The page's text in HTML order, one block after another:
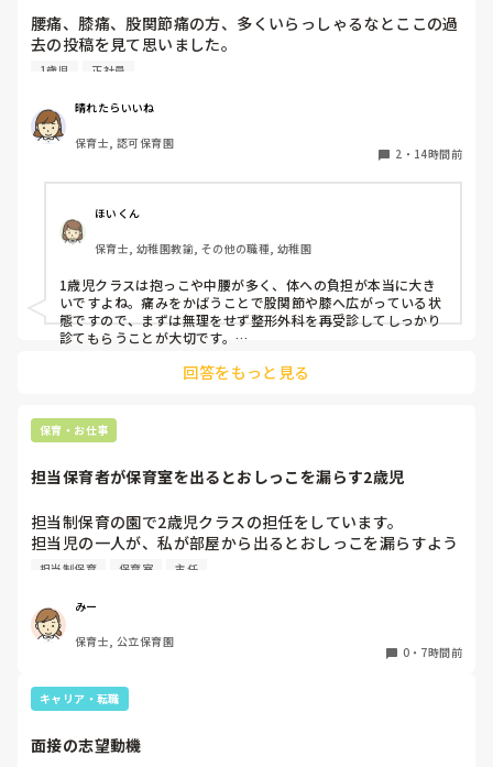
腰痛、膝痛、股関節痛の方、多くいらっしゃるなとここの過
去の投稿を見て思いました。
という私も、２週間前、初めて腰痛になりました。
右腰が痛くて、起き上がれない。
ようやく立てたら、しゃがめない。
驚きました。
通院して、コルセット、湿布、痛み止め、電気などで１週間
乗り切ったら
週末には、左が痛みだし、これも痛み止めや湿布で抑えて仕
事をしていたら、
床から支えなしに立ち上がりにくくなり、痛みが走ります。
自転車通勤ですが、それも、膝や太ももに痛みが来始めまし
た。
今は８月。
家でもやることはあります。
日常生活すら支障をきたすほどになりました。
椅子に座って作業をすれば？
と、園で言われました。
なので、子ども椅子程度の高さの踏み台に座って、試してみ
ただじっと座っていても、5分も座ればお尻に痛みがきま
す。
この高さの作業だと意外に、
1歳児 正社員
晴れたらいいね
保育士, 認可保育園
2 ・ 14時間前
ほいくん
保育士, 幼稚園教諭, その他の職種, 幼稚園
1歳児クラスは抱っこや中腰が多く、体への負担が本当に大き
いですよね。痛みをかばうことで股関節や膝へ広がっている状
態ですので、まずは無理をせず整形外科を再受診してしっかり
診てもらうことが大切です。
用したり、抱っこや重い作業は周囲の先生に相談して頼むよう
回答をもっと見る
保育・お仕事
担当保育者が保育室を出るとおしっこを漏らす2歳児
担当制保育の園で2歳児クラスの担任をしています。
担当児の一人が、私が部屋から出るとおしっこを漏らすよう
になりました。
4月から私への執着が強かったのですが、特に寝かしつけの
時に私がそばに行かないと繰り返し大きい声で呼んだり私が
寝かしつけしている子にちょっかいを出したり、何回もトイ
もしばしば…
パンツで寝れる子が増えてきて、寝かしつけの時にトイレに
うとするとその子も行きたがります。
担当制保育 保育室 主任
みー
保育士, 公立保育園
0・ 7時間前
キャリア・転職
面接の志望動機